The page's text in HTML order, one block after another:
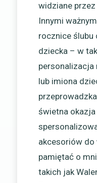
widziane
Innymi
rocznice ślubu
dziecka – w
lub imiona
świetna
akcesoriów do
pamiętać o
takich jak